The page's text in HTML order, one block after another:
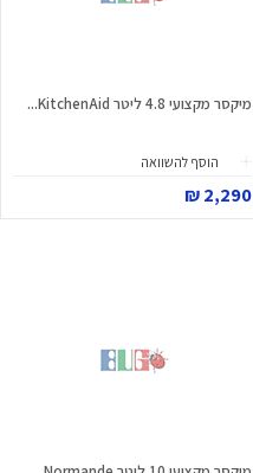
מיקסר מקצועי 4.8 ליטר KitchenAid...
הוסף להשוואה
2,290 ₪